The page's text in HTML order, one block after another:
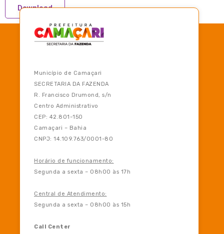
Download
Município de Camaçari
SECRETARIA DA FAZENDA
R. Francisco Drumond, s/n
Centro Administrativo
CEP: 42.801-150
Camaçari – Bahia
CNPJ: 14.109.763/0001-80
Horário de funcionamento:
Segunda a sexta – 08h00 às 17h
Central de Atendimento:
Segunda a sexta – 08h00 às 15h
Call Center